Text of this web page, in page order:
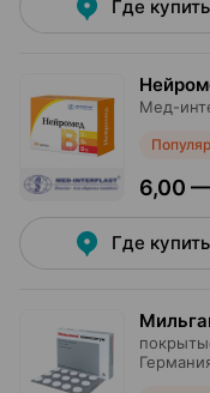
Где купить
Мед-
6,00
Где купить